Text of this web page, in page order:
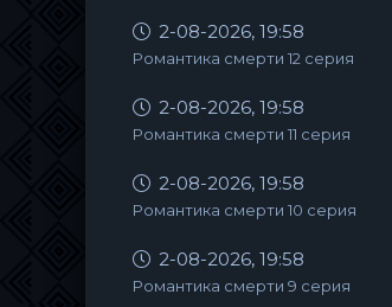
2-08-2026, 19:58
Романтика смерти 12 серия
2-08-2026, 19:58
Романтика смерти 11 серия
2-08-2026, 19:58
Романтика смерти 10 серия
2-08-2026, 19:58
Романтика смерти 9 серия